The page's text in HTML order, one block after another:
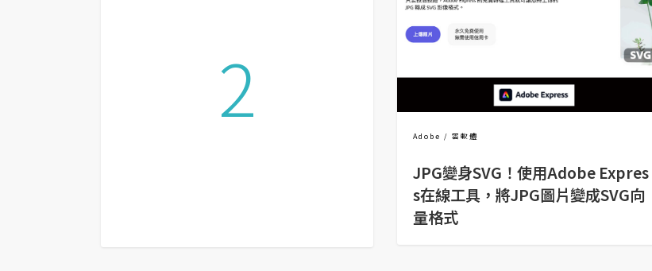
2 Adobe 雲軟體
JPG變身SVG！使用Adobe Expres
s在線工具，將JPG圖片變成SVG向
量格式